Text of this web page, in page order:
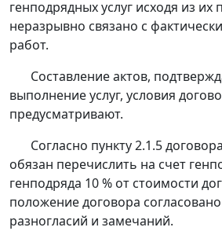
генподрядных услуг исходя из
неразрывно связано с
работ.
Составление актов,
выполнение услуг, условия
предусматривают.
Согласно пункту 2.1.5
обязан перечислить на счет
генподряда 10 % от стоимости
положение договора
разногласий и замечаний.